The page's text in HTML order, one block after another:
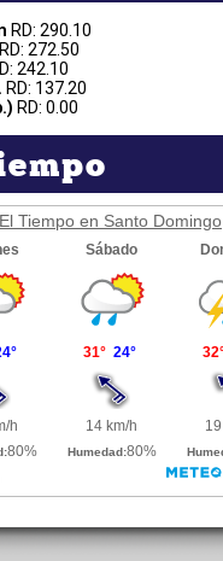
RD: 290.10
RD: 272.50
242.10
RD: 137.20
RD: 0.00
El Tiempo en Santo Domingo